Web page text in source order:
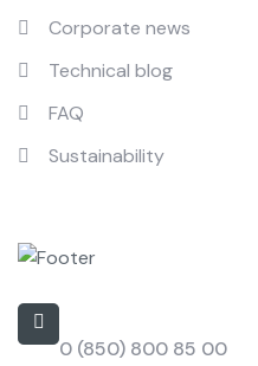
Corporate news
Technical blog
FAQ
Sustainability
0 (850) 800 85 00